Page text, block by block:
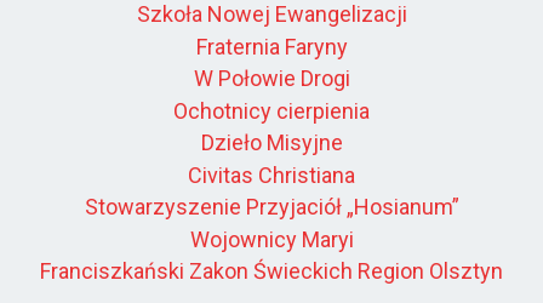
Szkoła Nowej Ewangelizacji
Fraternia Faryny
W Połowie Drogi
Ochotnicy cierpienia
Dzieło Misyjne
Civitas Christiana
Stowarzyszenie Przyjaciół „Hosianum”
Wojownicy Maryi
Franciszkański Zakon Świeckich Region Olsztyn